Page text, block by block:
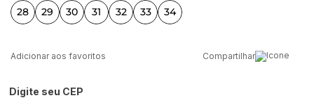
28 29 30 31 32 33 34
Compartilhar
Digite seu CEP